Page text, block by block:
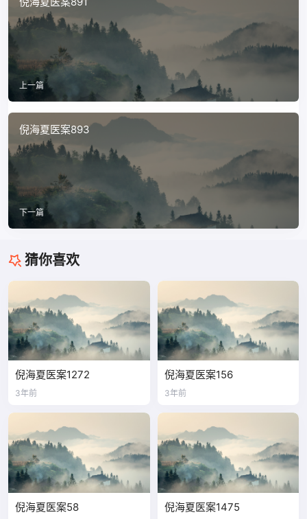
上一篇
倪海夏医案893
下一篇
猜你喜欢
倪海夏医案1272
3年前
倪海夏医案156
3年前
倪海夏医案58 倪海夏医案1475